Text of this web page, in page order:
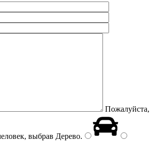
Пожалуйста,
выбрав Дерево.